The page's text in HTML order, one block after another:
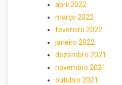
abril 2022
março 2022
fevereiro 2022
janeiro 2022
dezembro 2021
novembro 2021
outubro 2021